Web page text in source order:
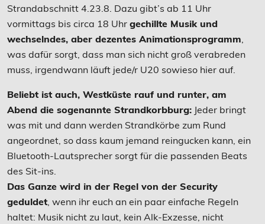
Strandabschnitt 4.23.8. Dazu gibt’s ab 11 Uhr
vormittags bis circa 18 Uhr gechillte Musik und
wechselndes, aber dezentes Animationsprogramm,
was dafür sorgt, dass man sich nicht groß verabreden
muss, irgendwann läuft jede/r U20 sowieso hier auf.
Beliebt ist auch, Westküste rauf und runter, am
Abend die sogenannte Strandkorbburg: Jeder bringt
was mit und dann werden Strandkörbe zum Rund
angeordnet, so dass kaum jemand reingucken kann, ein
Bluetooth-Lautsprecher sorgt für die passenden Beats
des Sit-ins.
Das Ganze wird in der Regel von der Security
geduldet, wenn ihr euch an ein paar einfache Regeln
haltet: Musik nicht zu laut, kein Alk-Exzesse, nicht